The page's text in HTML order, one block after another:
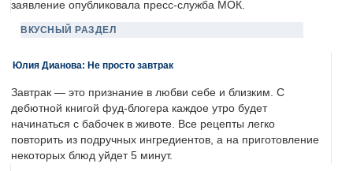
заявление опубликовала пресс-служба МОК.
ВКУСНЫЙ РАЗДЕЛ
Юлия Дианова: Не просто завтрак
Завтрак — это признание в любви себе и близким. С
дебютной книгой фуд-блогера каждое утро будет
начинаться с бабочек в животе. Все рецепты легко
повторить из подручных ингредиентов, а на приготовление
некоторых блюд уйдет 5 минут.